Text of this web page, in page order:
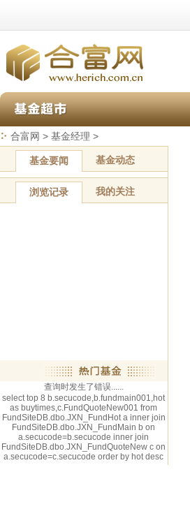
合富网 > 基金经理 >
基金要闻 基金动态
浏览记录 我的关注
查询时发生了错误......
select top 8 b.secucode,b.fundmain001,hot
as buytimes,c.FundQuoteNew001 from
FundSiteDB.dbo.JXN_FundHot a inner join
FundSiteDB.dbo.JXN_FundMain b on
a.secucode=b.secucode inner join
FundSiteDB.dbo.JXN_FundQuoteNew c on
a.secucode=c.secucode order by hot desc